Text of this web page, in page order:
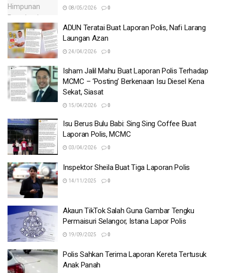
08/05/2026 0
ADUN Teratai Buat Laporan Polis, Nafi Larang
Laungan Azan
24/04/2026 0
Isham Jalil Mahu Buat Laporan Polis Terhadap
MCMC – ‘Posting’ Berkenaan Isu Diesel Kena
Sekat, Siasat
15/04/2026 0
Isu Berus Bulu Babi: Sing Sing Coffee Buat
Laporan Polis, MCMC
03/04/2026 0
Inspektor Sheila Buat Tiga Laporan Polis
14/11/2025 0
Akaun TikTok Salah Guna Gambar Tengku
Permaisuri Selangor, Istana Lapor Polis
19/09/2025 0
Polis Sahkan Terima Laporan Kereta Tertusuk
Anak Panah